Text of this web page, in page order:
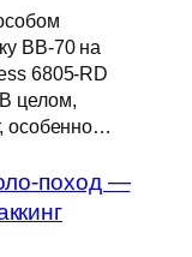
BB-70 на
6805-RD
целом,
особенно…
поход —